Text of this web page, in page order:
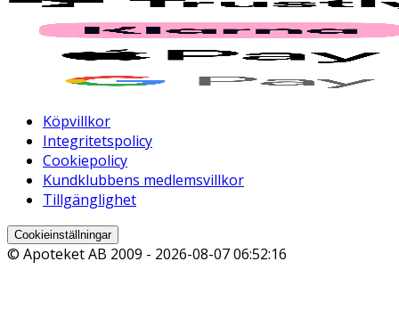
Köpvillkor
Integritetspolicy
Cookiepolicy
Kundklubbens medlemsvillkor
Tillgänglighet
Cookieinställningar
© Apoteket AB 2009 - 2026-08-07 06:52:16